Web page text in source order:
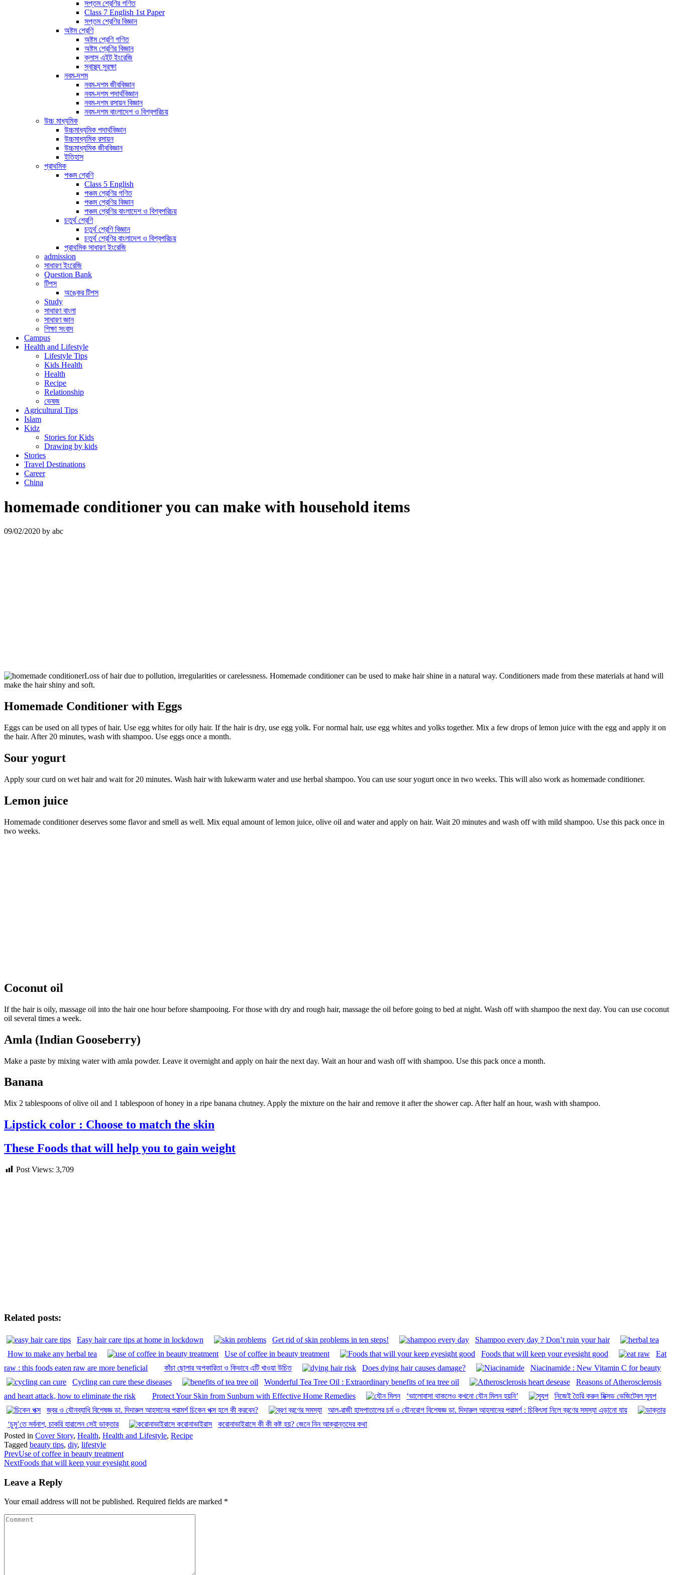
সপ্তম শ্রেণির গণিত
Class 7 English 1st Paper
সপ্তম শ্রেণির বিজ্ঞান
অষ্টম শ্রেণি
অষ্টম শ্রেণি গণিত
অষ্টম শ্রেণির বিজ্ঞান
ক্লাস এইট ইংরেজি
স্বাস্থ্য সুরক্ষা
নবম-দশম
নবম-দশম জীববিজ্ঞান
নবম-দশম পদার্থবিজ্ঞান
নবম-দশম রসায়ন বিজ্ঞান
নবম-দশম বাংলাদেশ ও বিশ্বপরিচয়
উচ্চ মাধ্যমিক
উচ্চমাধ্যমিক পদার্থবিজ্ঞান
উচ্চমাধ্যমিক রসায়ন
উচ্চমাধ্যমিক জীববিজ্ঞান
ইতিহাস
প্রাথমিক
পঞ্চম শ্রেণি
Class 5 English
পঞ্চম শ্রেণির গণিত
পঞ্চম শ্রেণির বিজ্ঞান
পঞ্চম শ্রেণির বাংলাদেশ ও বিশ্বপরিচয়
চতুর্থ শ্রেণি
চতুর্থ শ্রেণি বিজ্ঞান
চতুর্থ শ্রেণির বাংলাদেশ ও বিশ্বপরিচয়
প্রাথমিক সাধারণ ইংরেজি
admission
সাধারণ ইংরেজি
Question Bank
টিপস
অঙ্কের টিপস
Study
সাধারণ বাংলা
সাধারণ জ্ঞান
শিক্ষা সংবাদ
Campus
Health and Lifestyle
Lifestyle Tips
Kids Health
Health
Recipe
Relationship
ভেষজ
Agricultural Tips
Islam
Kidz
Stories for Kids
Drawing by kids
Stories
Travel Destinations
Career
China
homemade conditioner you can make with household items
09/02/2020 by abc
Loss of hair due to pollution, irregularities or carelessness. Homemade conditioner can be used to make hair shine in a natural way. Conditioners made from these materials at hand will
make the hair shiny and soft.
Homemade Conditioner with Eggs
Eggs can be used on all types of hair. Use egg whites for oily hair. If the hair is dry, use egg yolk. For normal hair, use egg whites and yolks together. Mix a few drops of lemon juice with the egg and apply it on
the hair. After 20 minutes, wash with shampoo. Use eggs once a month.
Sour yogurt
Apply sour curd on wet hair and wait for 20 minutes. Wash hair with lukewarm water and use herbal shampoo. You can use sour yogurt once in two weeks. This will also work as homemade conditioner.
Lemon juice
Homemade conditioner deserves some flavor and smell as well. Mix equal amount of lemon juice, olive oil and water and apply on hair. Wait 20 minutes and wash off with mild shampoo. Use this pack once in
two weeks.
Coconut oil
If the hair is oily, massage oil into the hair one hour before shampooing. For those with dry and rough hair, massage the oil before going to bed at night. Wash off with shampoo the next day. You can use coconut
oil several times a week.
Amla (Indian Gooseberry)
Make a paste by mixing water with amla powder. Leave it overnight and apply on hair the next day. Wait an hour and wash off with shampoo. Use this pack once a month.
Banana
Mix 2 tablespoons of olive oil and 1 tablespoon of honey in a ripe banana chutney. Apply the mixture on the hair and remove it after the shower cap. After half an hour, wash with shampoo.
Lipstick color : Choose to match the skin
These Foods that will help you to gain weight
Post Views: 3,709
Related posts:
Easy hair care tips at home in lockdown Get rid of skin problems in ten steps!
Shampoo every day ? Don’t ruin your hair
How to make any herbal tea
Use of coffee in beauty treatment Foods that will keep your eyesight good
Eat
raw : this foods eaten raw are more beneficial
কাঁচা ছোলার অপকারিতা ও কিভাবে এটি খাওয়া উচিত Does dying hair causes damage?
Niacinamide : New Vitamin C for beauty
Cycling can cure these diseases
Wonderful Tea Tree Oil : Extraordinary benefits of tea tree oil
Reasons of Atherosclerosis
and heart attack, how to eliminate the risk
Protect Your Skin from Sunburn with Effective Home Remedies ‘ভালোবাসা থাকলেও কখনো যৌন মিলন হয়নি’
নিজেই তৈরি করুন মিক্সড ভেজিটেবল স্যুপ
জ্বর ও যৌনব্যাধি বিশেষজ্ঞ ডা. দিদারুল আহসানের পরামর্শ চিকেন পক্স হলে কী করবেন?
আল-রাজী হাসপাতালের চর্ম ও যৌনরোগ বিশেষজ্ঞ ডা. দিদারুল আহসানের পরামর্শ : চিকিৎসা নিলে ব্রণের সমস্যা এড়ানো যায়
‘চুমু’তে সর্বনাশ, চাকরি হারালেন সেই ডাক্তার
করোনাভাইরাসে কী কী কষ্ট হয়? জেনে নিন আক্রান্তদের কথা
Posted in Cover Story, Health, Health and Lifestyle, Recipe
Tagged beauty tips, diy, lifestyle
PrevUse of coffee in beauty treatment
NextFoods that will keep your eyesight good
Leave a Reply
Your email address will not be published. Required fields are marked *